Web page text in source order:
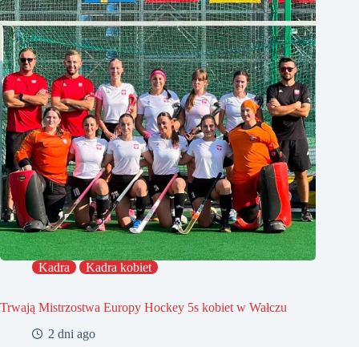
Kadra Kadra kobiet
Trwają Mistrzostwa Europy Hockey 5s kobiet w Wałczu
2 dni ago